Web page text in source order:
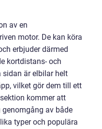
av en
motor. De kan köra
erbjuder därmed
kortdistans- och
sidan är elbilar helt
vilket gör dem till ett
kommer att
av både
typer och populära